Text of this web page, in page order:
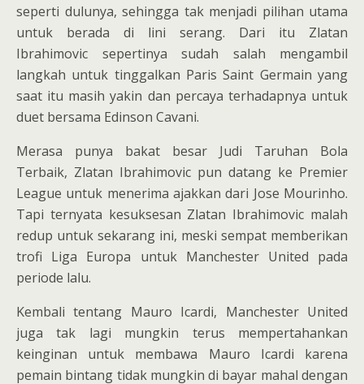
seperti dulunya, sehingga tak menjadi pilihan utama
untuk berada di lini serang. Dari itu Zlatan
Ibrahimovic sepertinya sudah salah mengambil
langkah untuk tinggalkan Paris Saint Germain yang
saat itu masih yakin dan percaya terhadapnya untuk
duet bersama Edinson Cavani.
Merasa punya bakat besar Judi Taruhan Bola
Terbaik, Zlatan Ibrahimovic pun datang ke Premier
League untuk menerima ajakkan dari Jose Mourinho.
Tapi ternyata kesuksesan Zlatan Ibrahimovic malah
redup untuk sekarang ini, meski sempat memberikan
trofi Liga Europa untuk Manchester United pada
periode lalu.
Kembali tentang Mauro Icardi, Manchester United
juga tak lagi mungkin terus mempertahankan
keinginan untuk membawa Mauro Icardi karena
pemain bintang tidak mungkin di bayar mahal dengan